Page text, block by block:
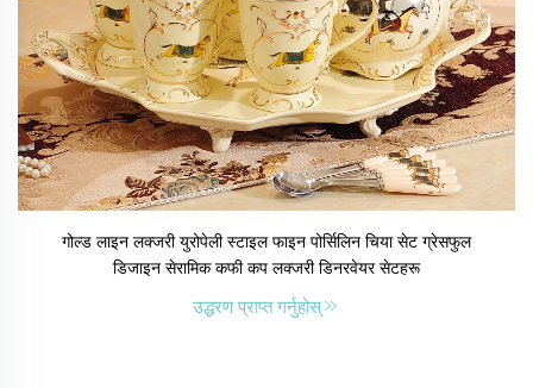
गोल्ड लाइन लक्जरी युरोपेली स्टाइल फाइन पोर्सिलिन चिया सेट ग्रेसफुल
डिजाइन सेरामिक कफी कप लक्जरी डिनरवेयर सेटहरू
उद्धरण प्राप्त गर्नुहोस्